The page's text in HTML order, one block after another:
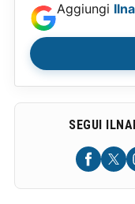
Aggiungi
SEGUI